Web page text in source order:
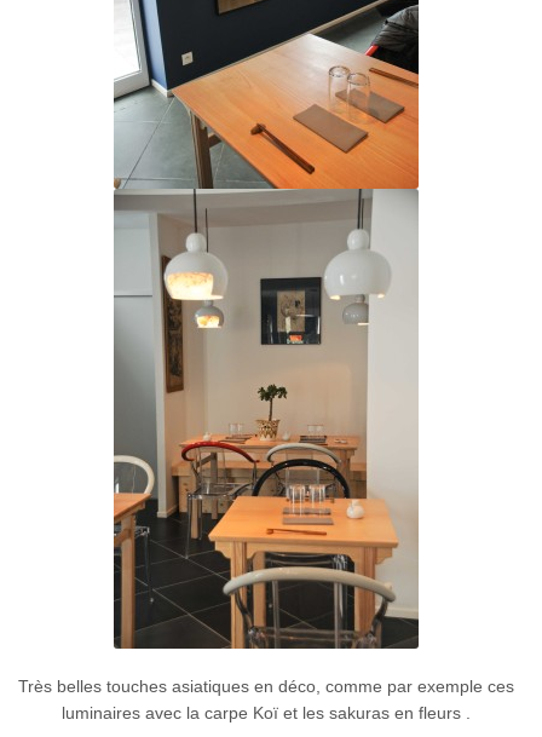
Très belles touches asiatiques en déco, comme par exemple ces
luminaires avec la carpe Koï et les sakuras en fleurs .